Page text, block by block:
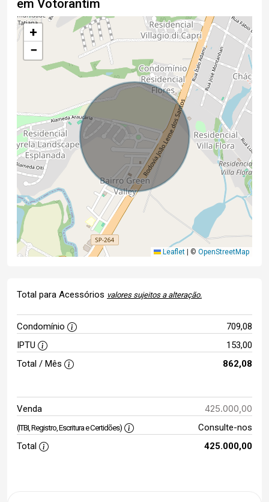
em Votorantim
+
−
Leaflet © OpenStreetMap
Total para Acessórios valores sujeitos a alteração.
Condomínio
709,08
IPTU
153,00
Total / Mês
862,08
Venda 425.000,00
(ITBI, Registro, Escritura e Certidões)
Consulte-nos
Total
425.000,00